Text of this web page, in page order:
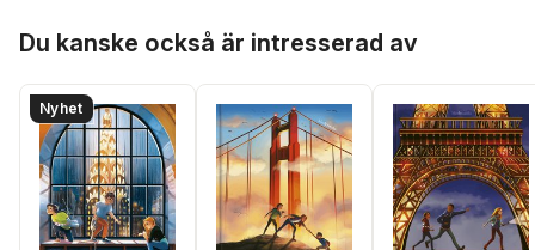
Du kanske också är intresserad av
Nyhet